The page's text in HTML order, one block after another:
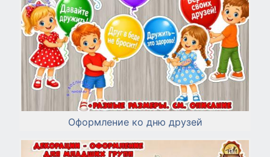
Оформление ко дню друзей